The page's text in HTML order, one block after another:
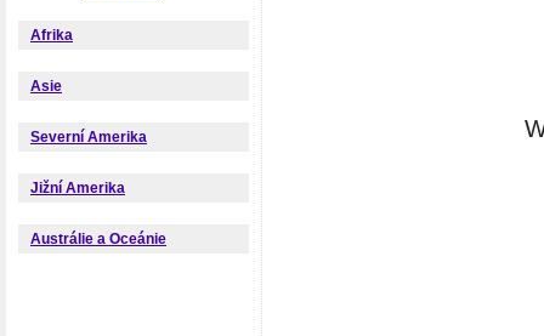
Afrika
Asie
Severní Amerika
Jižní Amerika
Austrálie a Oceánie